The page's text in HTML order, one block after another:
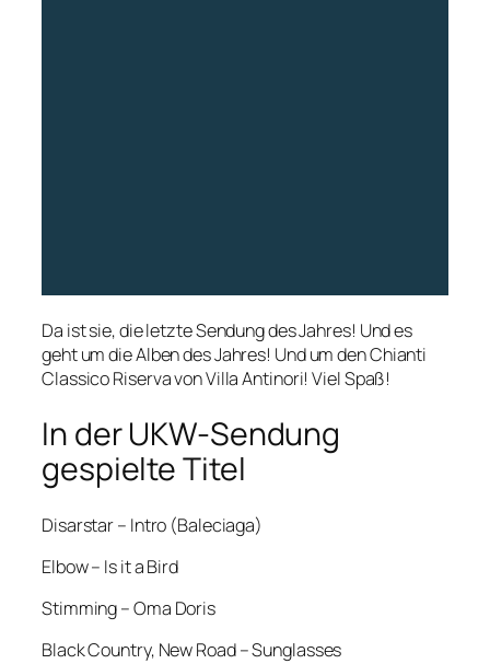
Da ist sie, die letzte Sendung des Jahres! Und es
geht um die Alben des Jahres! Und um den Chianti
Classico Riserva von Villa Antinori! Viel Spaß!
In der UKW-Sendung
gespielte Titel
Disarstar – Intro (Baleciaga)
Elbow – Is it a Bird
Stimming – Oma Doris
Black Country, New Road – Sunglasses